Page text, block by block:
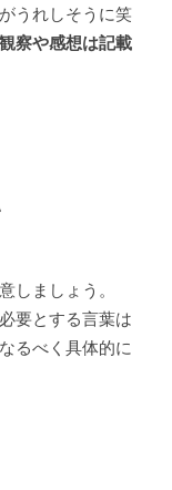
うれしそうに笑
察や感想は記載
しましょう。
要とする言葉は
るべく具体的に